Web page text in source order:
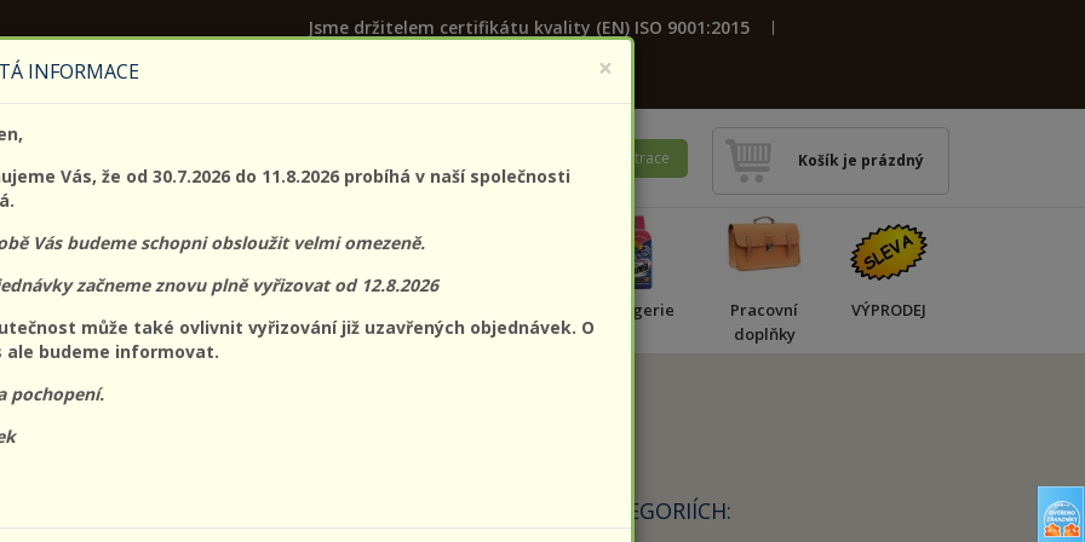
Jsme držitelem certifikátu kvality (EN) ISO 9001:2015
Registrace Košík je prázdný
dechu
hlavy
obličeje
sluchu
Drogerie
Pracovní
doplňky
VÝPRODEJ
Clark
VÝROBCE KIMBERLY-CLARK NALEZNETE V TĚCHTO KATEGORIÍCH:
×
INFORMACE
Vás, že od 30.7.2026 do 11.8.2026 probíhá v naší společnosti
Vás budeme schopni obsloužit velmi omezeně.
začneme znovu plně vyřizovat od 12.8.2026
může také ovlivnit vyřizování již uzavřených objednávek. O
ale budeme informovat.
pochopení.